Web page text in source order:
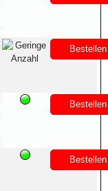
Bestellen
Bestellen
Bestellen